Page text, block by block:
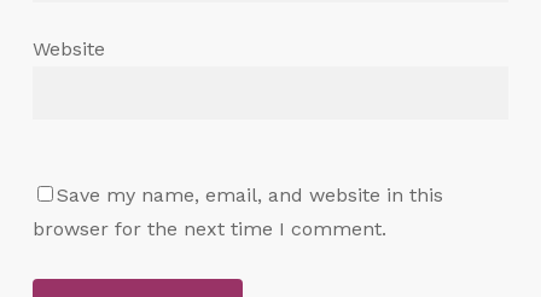
Website
Save my name, email, and website in this
browser for the next time I comment.